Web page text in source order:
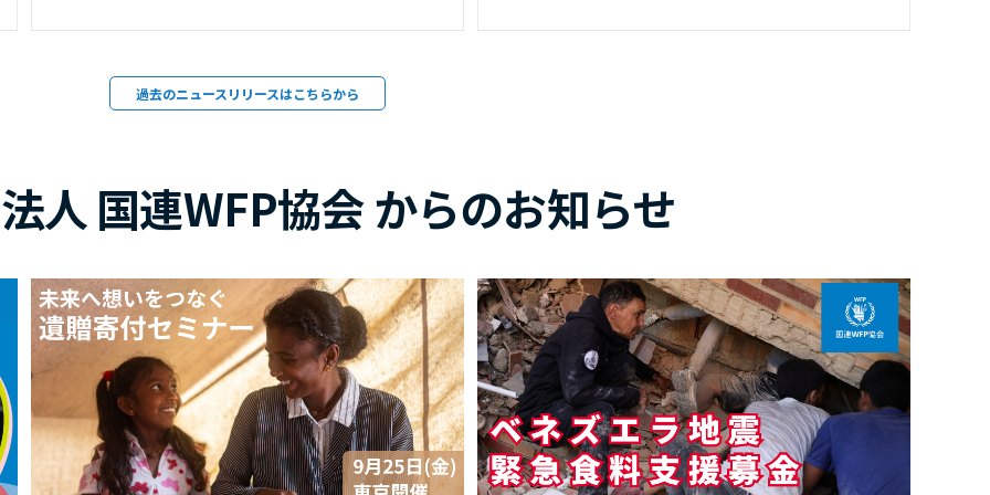
過去のニュースリリースはこちらから
人 国連WFP協会 からのお知らせ